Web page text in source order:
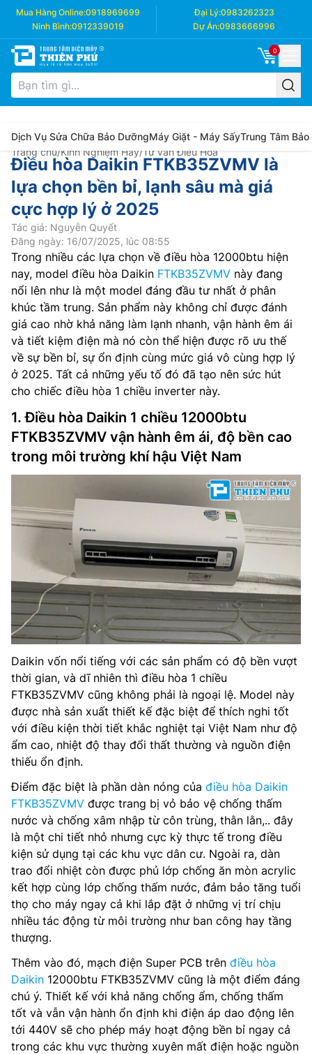
Mua Hàng Online:0918969699 Đại Lý:0983262323
Ninh Bình:0912339019 Dự Án:0983666996
0
Dịch Vụ Sửa Chữa Bảo DưỡngMáy Giặt - Máy SấyTrung Tâm Bảo
Trang chủ/Kinh Nghiệm Hay/Tư vấn Điều Hòa
Điều hòa Daikin FTKB35ZVMV là
lựa chọn bền bỉ, lạnh sâu mà giá
cực hợp lý ở 2025
Tác giả: Nguyễn Quyết
Đăng ngày: 16/07/2025, lúc 08:55
Trong nhiều các lựa chọn về điều hòa 12000btu hiện
nay, model điều hòa Daikin FTKB35ZVMV này đang
nổi lên như là một model đáng đầu tư nhất ở phân
khúc tầm trung. Sản phẩm này không chỉ được đánh
giá cao nhờ khả năng làm lạnh nhanh, vận hành êm ái
và tiết kiệm điện mà nó còn thể hiện được rõ ưu thế
về sự bền bỉ, sự ổn định cùng mức giá vô cùng hợp lý
ở 2025. Tất cả những yếu tố đó đã tạo nên sức hút
cho chiếc điều hòa 1 chiều inverter này.
1. Điều hòa Daikin 1 chiều 12000btu
FTKB35ZVMV vận hành êm ái, độ bền cao
trong môi trường khí hậu Việt Nam
Daikin vốn nổi tiếng với các sản phẩm có độ bền vượt
thời gian, và dĩ nhiên thì điều hòa 1 chiều
FTKB35ZVMV cũng không phải là ngoại lệ. Model này
được nhà sản xuất thiết kế đặc biệt để thích nghi tốt
với điều kiện thời tiết khắc nghiệt tại Việt Nam như độ
ẩm cao, nhiệt độ thay đổi thất thường và nguồn điện
thiếu ổn định.
Điểm đặc biệt là phần dàn nóng của điều hòa Daikin
FTKB35ZVMV được trang bị vỏ bảo vệ chống thấm
nước và chống xâm nhập từ côn trùng, thằn lằn,.. đây
là một chi tiết nhỏ nhưng cực kỳ thực tế trong điều
kiện sử dụng tại các khu vực dân cư. Ngoài ra, dàn
trao đổi nhiệt còn được phủ lớp chống ăn mòn acrylic
kết hợp cùng lớp chống thấm nước, đảm bảo tăng tuổi
thọ cho máy ngay cả khi lắp đặt ở những vị trí chịu
nhiều tác động từ môi trường như ban công hay tầng
thượng.
Thêm vào đó, mạch điện Super PCB trên điều hòa
Daikin 12000btu FTKB35ZVMV cũng là một điểm đáng
chú ý. Thiết kế với khả năng chống ẩm, chống thấm
tốt và vẫn vận hành ổn định khi điện áp dao động lên
tới 440V sẽ cho phép máy hoạt động bền bỉ ngay cả
trong các khu vực thường xuyên mất điện hoặc nguồn